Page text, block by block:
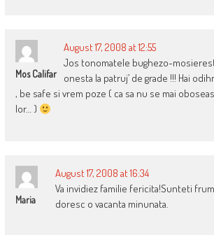
Mos Califar
August 17, 2008 at 12:55
Jos tonomatele bughezo-
onesta la patruj’ de grade !!! Hai
, be safe si vrem poze ( ca sa nu se mai
lor… )
Maria
August 17, 2008 at 16:34
Va invidiez familie fericita!Sunteti
doresc o vacanta minunata.